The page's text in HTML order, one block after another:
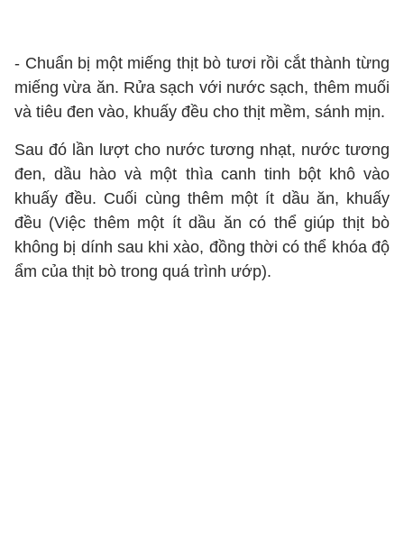
- Chuẩn bị một miếng thịt bò tươi rồi cắt thành từng
miếng vừa ăn. Rửa sạch với nước sạch, thêm muối
và tiêu đen vào, khuấy đều cho thịt mềm, sánh mịn.
Sau đó lần lượt cho nước tương nhạt, nước tương
đen, dầu hào và một thìa canh tinh bột khô vào
khuấy đều. Cuối cùng thêm một ít dầu ăn, khuấy
đều (Việc thêm một ít dầu ăn có thể giúp thịt bò
không bị dính sau khi xào, đồng thời có thể khóa độ
ẩm của thịt bò trong quá trình ướp).